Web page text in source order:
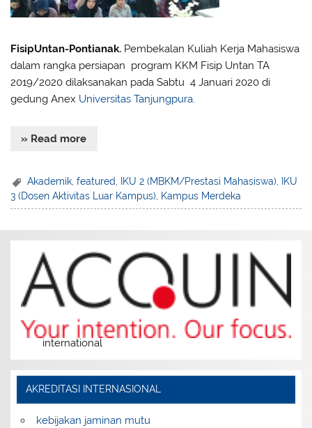
FisipUntan-Pontianak. Pembekalan Kuliah Kerja Mahasiswa
dalam rangka persiapan program KKM Fisip Untan TA
2019/2020 dilaksanakan pada Sabtu 4 Januari 2020 di
gedung Anex Universitas Tanjungpura.
» Read more
Akademik ,featured IKU 2 (MBKM/Prestasi Mahasiswa)
IKU
3 (Dosen Aktivitas Luar Kampus), Kampus Merdeka
international
AKREDITASI INTERNASIONAL
kebijakan jaminan mutu